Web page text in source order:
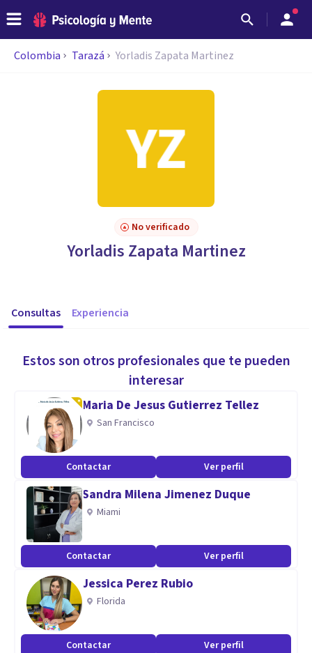
Colombia Tarazá Yorladis Zapata Martinez
No verificado
Yorladis Zapata Martinez
Consultas Experiencia
Estos son otros profesionales que te pueden
interesar
Maria De Jesus Gutierrez Tellez
San Francisco
Contactar Ver perfil
Sandra Milena Jimenez Duque
Miami
Contactar Ver perfil
Jessica Perez Rubio
Florida
Contactar Ver perfil